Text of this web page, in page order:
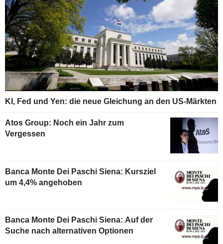
KI, Fed und Yen: die neue Gleichung an den US-Märkten
Atos Group: Noch ein Jahr zum
Vergessen
Banca Monte Dei Paschi Siena: Kursziel
um 4,4% angehoben
Banca Monte Dei Paschi Siena: Auf der
Suche nach alternativen Optionen